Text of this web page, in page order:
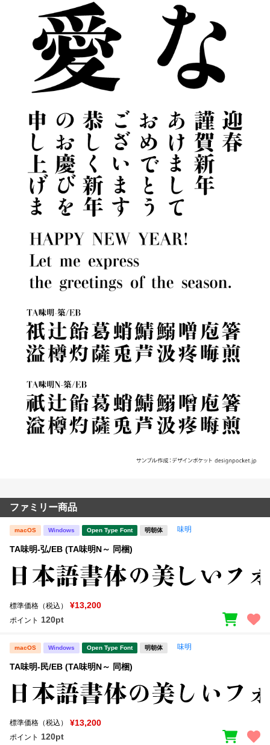
ファミリー商品
macOS Windows Open Type Font 明朝体 味明
TA味明-弘/EB (TA味明N～ 同梱)
標準価格（税込） ¥13,200
ポイント 120pt
macOS Windows Open Type Font 明朝体 味明
TA味明-民/EB (TA味明N～ 同梱)
標準価格（税込） ¥13,200
ポイント 120pt